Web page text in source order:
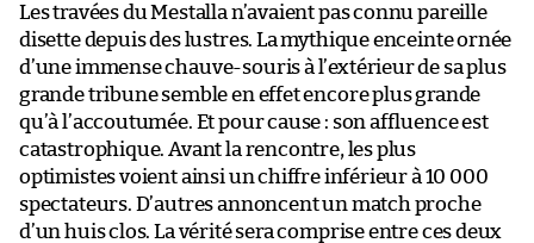
Les travées du Mestalla n’avaient pas connu pareille
disette depuis des lustres. La mythique enceinte ornée
d’une immense chauve-souris à l’extérieur de sa plus
grande tribune semble en effet encore plus grande
qu’à l’accoutumée. Et pour cause : son affluence est
catastrophique. Avant la rencontre, les plus
optimistes voient ainsi un chiffre inférieur à 10 000
spectateurs. D’autres annoncent un match proche
d’un huis clos. La vérité sera comprise entre ces deux